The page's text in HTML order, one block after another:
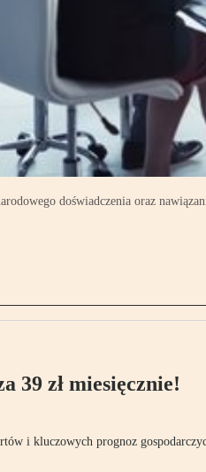
doświadczenia oraz
39 zł miesięcznie!
i kluczowych prognoz